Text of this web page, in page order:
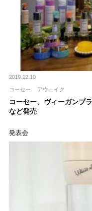
2019.12.10
コーセー アウェイク
コーセー、ヴィーガンブ
など発売
発表会